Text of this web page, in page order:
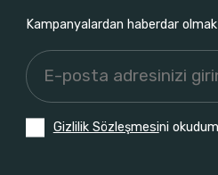
Kampanyalardan haberdar
Gizlilik Sözleşmesini